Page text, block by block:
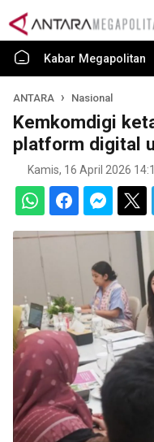
Kabar Megapolitan
ANTARA Nasional
Kemkomdigi
platform digital
Kamis, 16 April 2026